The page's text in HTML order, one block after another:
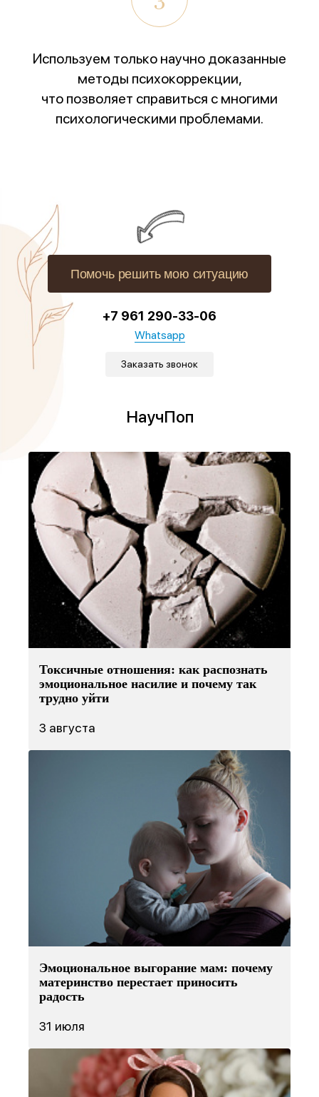
Используем только научно доказанные
методы психокоррекции,
что позволяет справиться с многими
психологическими проблемами.
Помочь решить мою ситуацию
+7 961 290-33-06
Whatsapp
Заказать звонок
НаучПоп
Токсичные отношения: как распознать
эмоциональное насилие и почему так
трудно уйти
3 августа
Эмоциональное выгорание мам: почему
материнство перестает приносить
радость
31 июля